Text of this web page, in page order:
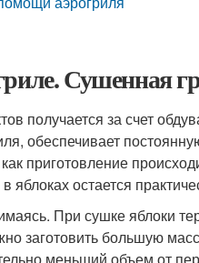
Сушенная
получается за счет
обеспечивает
приготовление
остается
При сушке яблоки
заготовить большую